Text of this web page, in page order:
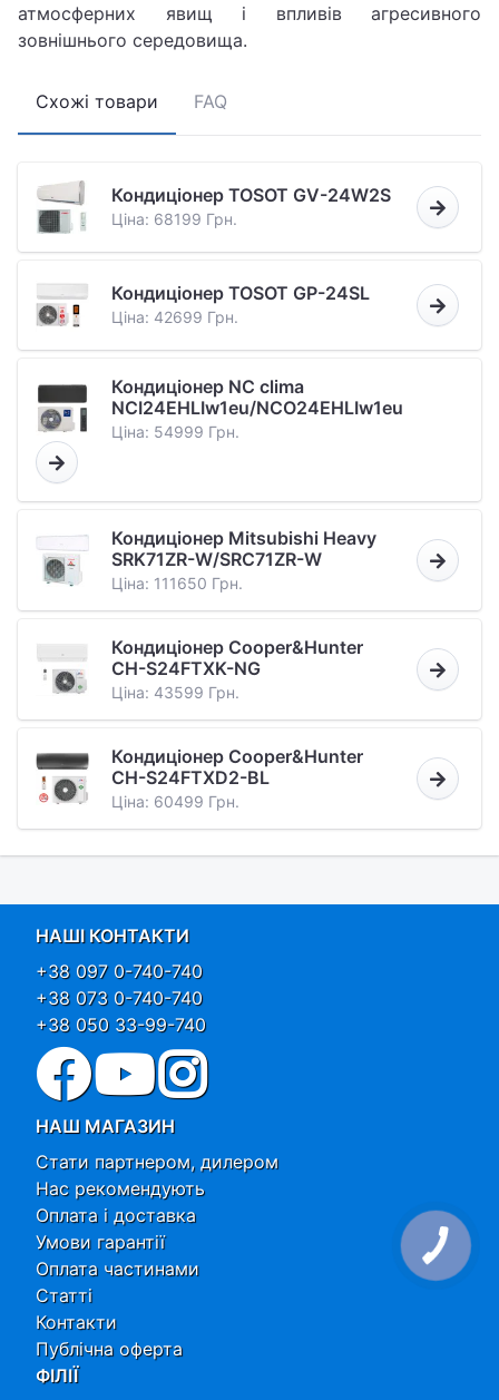
атмосферних явищ і впливів агресивного
зовнішнього середовища.
Схожі товари FAQ
Кондиціонер TOSOT GV-24W2S
Ціна: 68199 Грн.
Кондиціонер TOSOT GP-24SL
Ціна: 42699 Грн.
Кондиціонер NC clima
NCI24EHLIw1eu/NCO24EHLIw1eu
Ціна: 54999 Грн.
Кондиціонер Mitsubishi Heavy
SRK71ZR-W/SRC71ZR-W
Ціна: 111650 Грн.
Кондиціонер Cooper&Hunter
CH-S24FTXK-NG
Ціна: 43599 Грн.
Кондиціонер Cooper&Hunter
CH-S24FTXD2-BL
Ціна: 60499 Грн.
НАШІ КОНТАКТИ
+38 097 0-740-740
+38 073 0-740-740
+38 050 33-99-740
НАШ МАГАЗИН
Стати партнером, дилером
Нас рекомендують
Оплата і доставка
Умови гарантії
Оплата частинами
Статті
Контакти
Публічна оферта
ФІЛІЇ